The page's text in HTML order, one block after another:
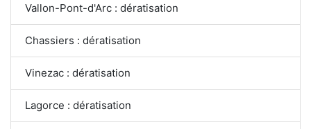
Vallon-Pont-d'Arc : dératisation
Chassiers : dératisation
Vinezac : dératisation
Lagorce : dératisation